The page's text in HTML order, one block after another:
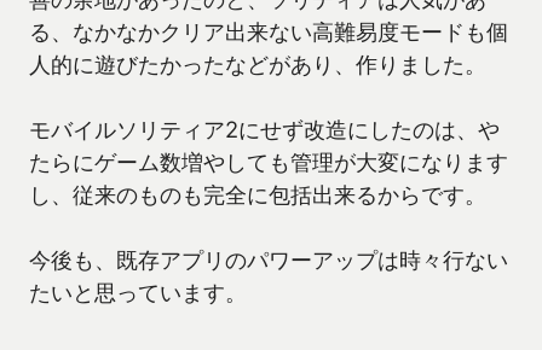
る、なかなかクリア出来ない高難易度モードも個
人的に遊びたかったなどがあり、作りました。
モバイルソリティア2にせず改造にしたのは、や
たらにゲーム数増やしても管理が大変になります
し、従来のものも完全に包括出来るからです。
今後も、既存アプリのパワーアップは時々行ない
たいと思っています。